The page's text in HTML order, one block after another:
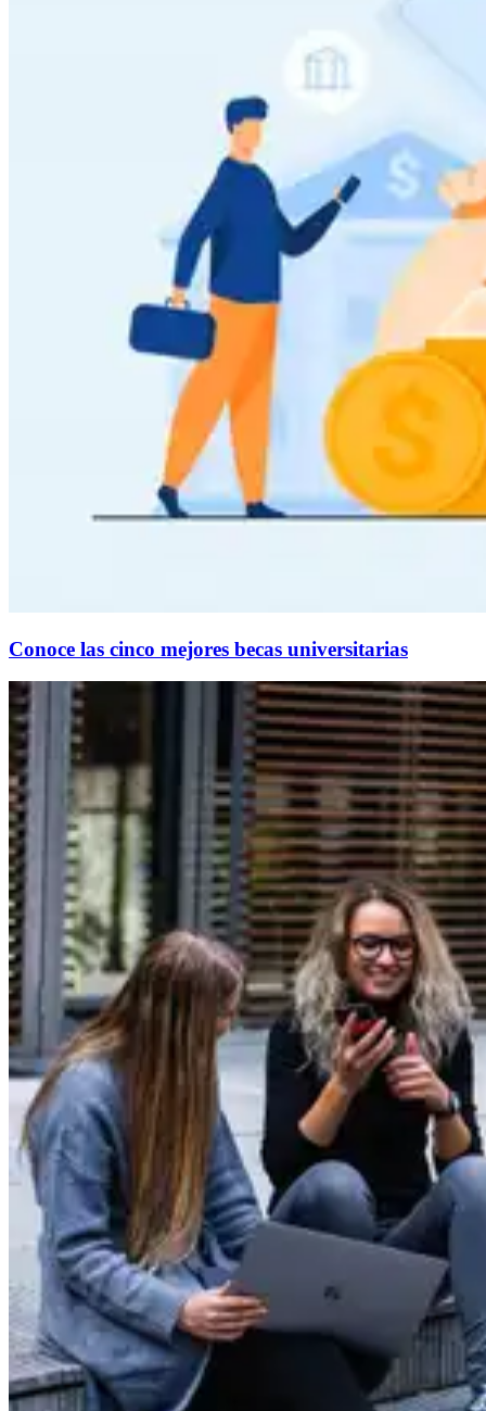
Conoce las cinco mejores becas universitarias